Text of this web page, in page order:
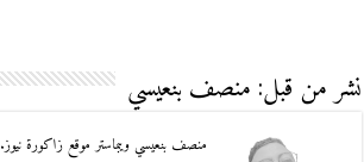
نشر من قبل: منصف بنعيسي
منصف بنعيسي ويبماستر موقع زاكورة نيوز.